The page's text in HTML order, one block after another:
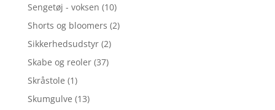
Sengetøj - voksen (10)
Shorts og bloomers (2)
Sikkerhedsudstyr (2)
Skabe og reoler (37)
Skråstole (1)
Skumgulve (13)